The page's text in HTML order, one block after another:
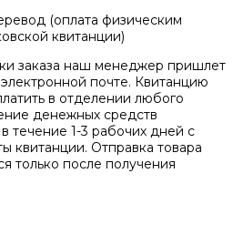
(оплата физическим
квитанции)
заказа наш менеджер пришлет
почте. Квитанцию
в отделении любого
денежных средств
течение 1-3 рабочих дней с
квитанции. Отправка товара
только после получения